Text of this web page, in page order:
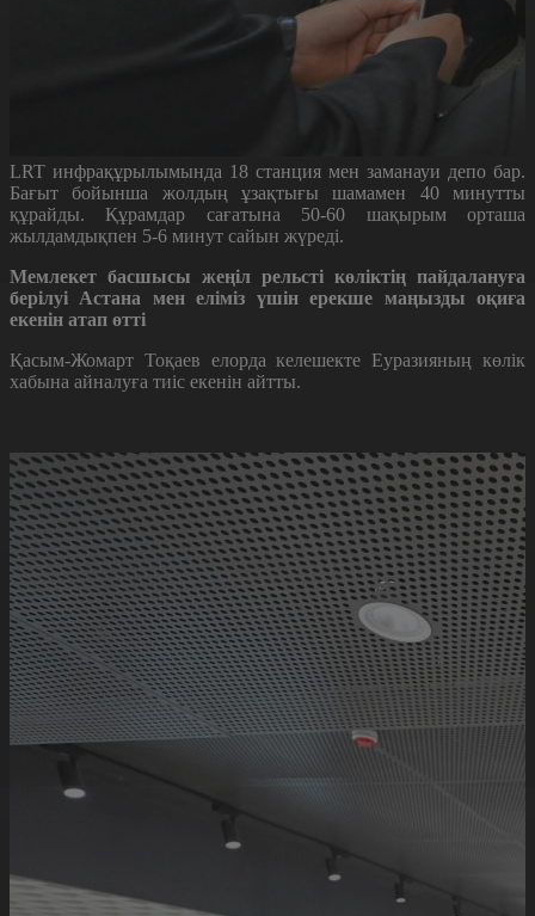
LRT инфрақұрылымында 18 станция мен заманауи депо бар.
Бағыт бойынша жолдың ұзақтығы шамамен 40 минутты
құрайды. Құрамдар сағатына 50-60 шақырым орташа
жылдамдықпен 5-6 минут сайын жүреді.
Мемлекет басшысы жеңіл рельсті көліктің пайдалануға
берілуі Астана мен еліміз үшін ерекше маңызды оқиға
екенін атап өтті
Қасым-Жомарт Тоқаев елорда келешекте Еуразияның көлік
хабына айналуға тиіс екенін айтты.